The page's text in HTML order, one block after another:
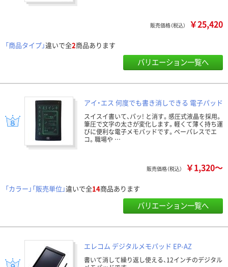
販売価格（税込） ￥25,420
「商品タイプ」違いで全2商品あります
バリエーション一覧へ
アイ・エス 何度でも書き消しできる 電子パッド
スイスイ書いて、パッ! と消す。感圧式液晶を採用。
筆圧で文字の太さが変化します。軽くて薄く持ち運
びに便利な電子メモパッドです。ペーパレスでエ
コ。職場や …
販売価格（税込） ￥1,320～
「カラー」「販売単位」違いで全14商品あります
バリエーション一覧へ
エレコム デジタルメモパッド EP-AZ
書いて消して繰り返し使える、12インチのデジタル